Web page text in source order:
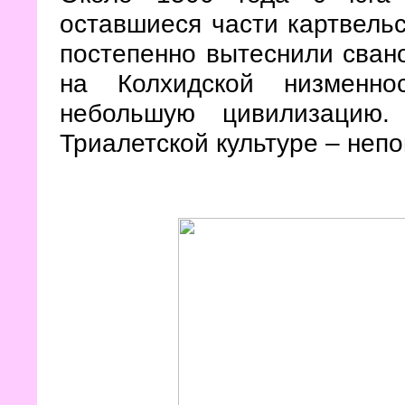
оставшиеся части
постепенно вытеснили
на Колхидской
небольшую
Триалетской культуре –